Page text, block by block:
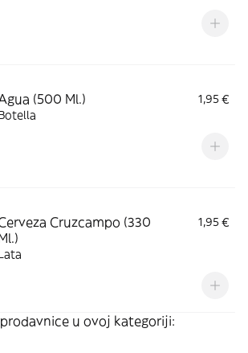
(500 Ml.)
1,95 €
Cruzcampo (330
1,95 €
u ovoj kategoriji: